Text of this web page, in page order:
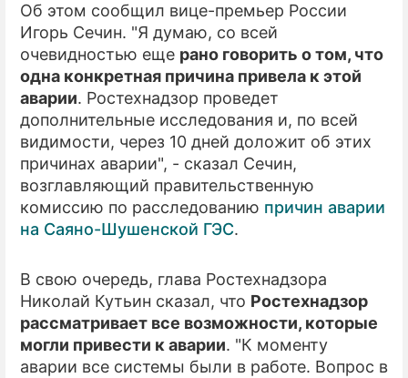
СЕРИАЛЫ
ИГРЫ
О ПРОЕКТЕ
Об этом сообщил вице-премьер России
Игорь Сечин. "Я думаю, со всей
очевидностью еще рано говорить о том, что
одна конкретная причина привела к этой
аварии. Ростехнадзор проведет
дополнительные исследования и, по всей
видимости, через 10 дней доложит об этих
причинах аварии", - сказал Сечин,
возглавляющий правительственную
комиссию по расследованию причин аварии
на Саяно-Шушенской ГЭС.
В свою очередь, глава Ростехнадзора
Николай Кутьин сказал, что Ростехнадзор
рассматривает все возможности, которые
могли привести к аварии. "К моменту
аварии все системы были в работе. Вопрос в